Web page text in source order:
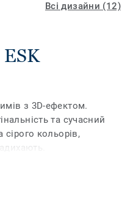
Всі дизайни (12)
ESK
з 3D-ефектом.
та сучасний
кольорів,